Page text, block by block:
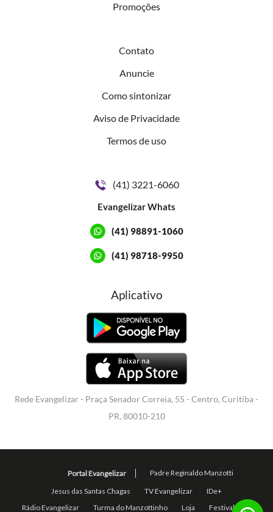
Promoções
Contato
Anuncie
Como sintonizar
Aviso de Privacidade
Termos de uso
(41) 3221-6060
Evangelizar Whats
(41) 98891-1060
(41) 98718-9950
Aplicativo
Rede Evangelizar - Praça Senador Correia, 55 - Centro, Curitiba -
PR, 80010-210